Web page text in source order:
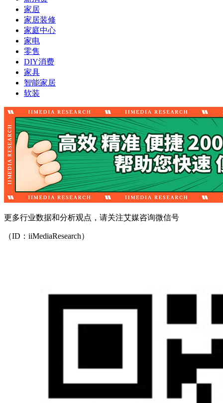
家居
家居装修
家庭中心
家电
零售
DIY消费
家具
智能家居
软装
更多行业数据和分析观点，请关注艾媒咨询微信号
（ID：iiMediaResearch）